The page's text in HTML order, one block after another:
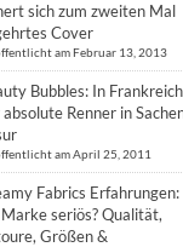
sich zum zweiten Mal
Cover
am Februar 13, 2013
Bubbles: In Frankreich
Renner in
am April 25, 2011
Fabrics
seriös? Qualität,
Größen &